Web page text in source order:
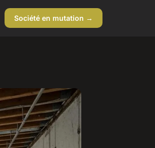
Société en mutation →